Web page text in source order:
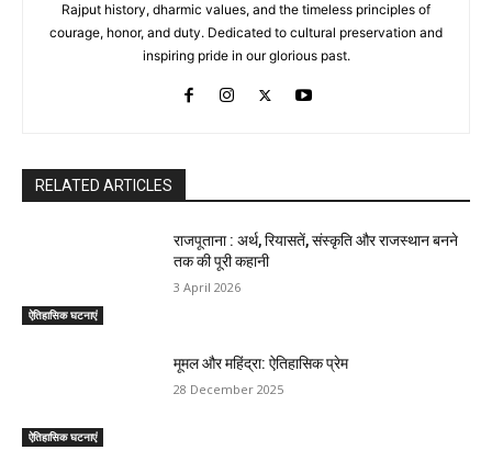
Rajput history, dharmic values, and the timeless principles of
courage, honor, and duty. Dedicated to cultural preservation and
inspiring pride in our glorious past.
RELATED ARTICLES
ऐतिहासिक घटनाएं
राजपूताना : अर्थ, रियासतें, संस्कृति और राजस्थान बनने
तक की पूरी कहानी
3 April 2026
ऐतिहासिक घटनाएं
मूमल और महिंद्रा: ऐतिहासिक प्रेम
28 December 2025